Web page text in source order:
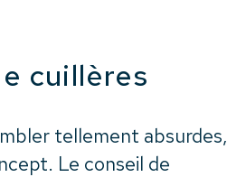
cuillères
tellement absurdes,
Le conseil de